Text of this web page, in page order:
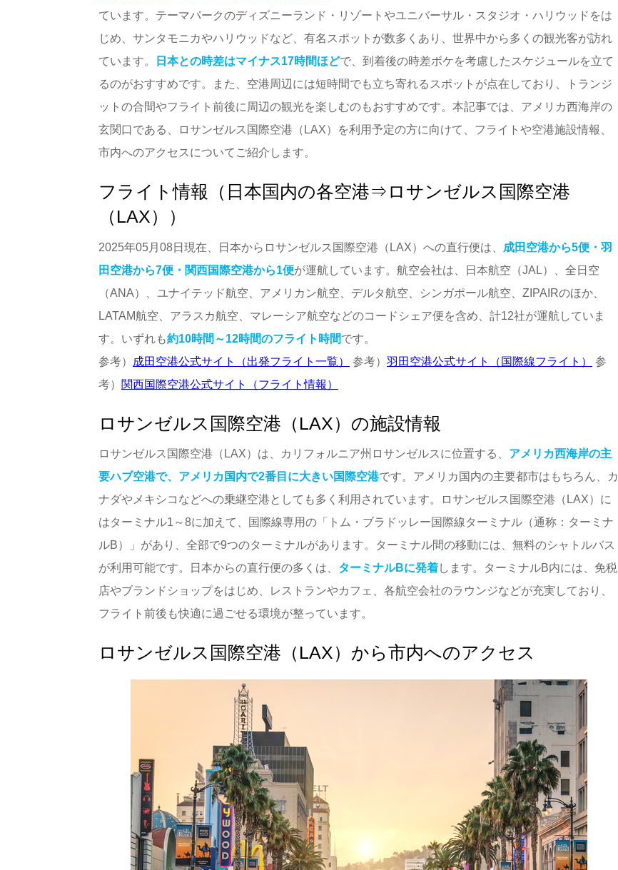
ています。テーマパークのディズニーランド・リゾートやユニバーサル・スタジオ・ハリウッドをは
じめ、サンタモニカやハリウッドなど、有名スポットが数多くあり、世界中から多くの観光客が訪れ
ています。
日本との時差はマイナス17時間ほどで、到着後の時差ボケを考慮したスケジュールを立て
るのがおすすめです。また、空港周辺には短時間でも立ち寄れるスポットが点在しており、トランジ
ットの合間やフライト前後に周辺の観光を楽しむのもおすすめです。本記事では、アメリカ西海岸の
玄関口である、ロサンゼルス国際空港（LAX）を利用予定の方に向けて、フライトや空港施設情報、
市内へのアクセスについてご紹介します。
フライト情報（日本国内の各空港⇒ロサンゼルス国際空港
（LAX））
2025年05月08日現在、日本からロサンゼルス国際空港（LAX）への直行便は、 成田空港から5便・羽
田空港から7便・関西国際空港から1便が運航しています。航空会社は、日本航空（JAL）、全日空
（ANA）、ユナイテッド航空、アメリカン航空、デルタ航空、シンガポール航空、ZIPAIRのほか、
LATAM航空、アラスカ航空、マレーシア航空などのコードシェア便を含め、計12社が運航していま
す。いずれも約10時間～12時間のフライト時間です。
参考）
成田空港公式サイト（出発フライト一覧） 参考） 羽田空港公式サイト（国際線フライト）
参
考） 関西国際空港公式サイト（フライト情報）
ロサンゼルス国際空港（LAX）の施設情報
ロサンゼルス国際空港（LAX）は、カリフォルニア州ロサンゼルスに位置する、 アメリカ西海岸の主
要ハブ空港で、アメリカ国内で2番目に大きい国際空港です。アメリカ国内の主要都市はもちろん、カ
ナダやメキシコなどへの乗継空港としても多く利用されています。ロサンゼルス国際空港（LAX）に
はターミナル1～8に加えて、国際線専用の「トム・ブラドッレー国際線ターミナル（通称：ターミナ
ルB）」があり、全部で9つのターミナルがあります。ターミナル間の移動には、無料のシャトルバス
が利用可能です。日本からの直行便の多くは、 ターミナルBに発着します。ターミナルB内には、免税
店やブランドショップをはじめ、レストランやカフェ、各航空会社のラウンジなどが充実しており、
フライト前後も快適に過ごせる環境が整っています。
ロサンゼルス国際空港（LAX）から市内へのアクセス